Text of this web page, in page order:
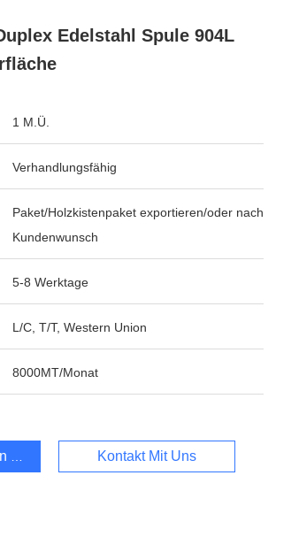
Edelstahl Spule 904L
1 M.Ü.
Verhandlungsfähig
Paket/Holzkistenpaket exportieren/oder nach
Kundenwunsch
5-8 Werktage
L/C, T/T, Western Union
8000MT/Monat
Preis Kontakt Mit Uns